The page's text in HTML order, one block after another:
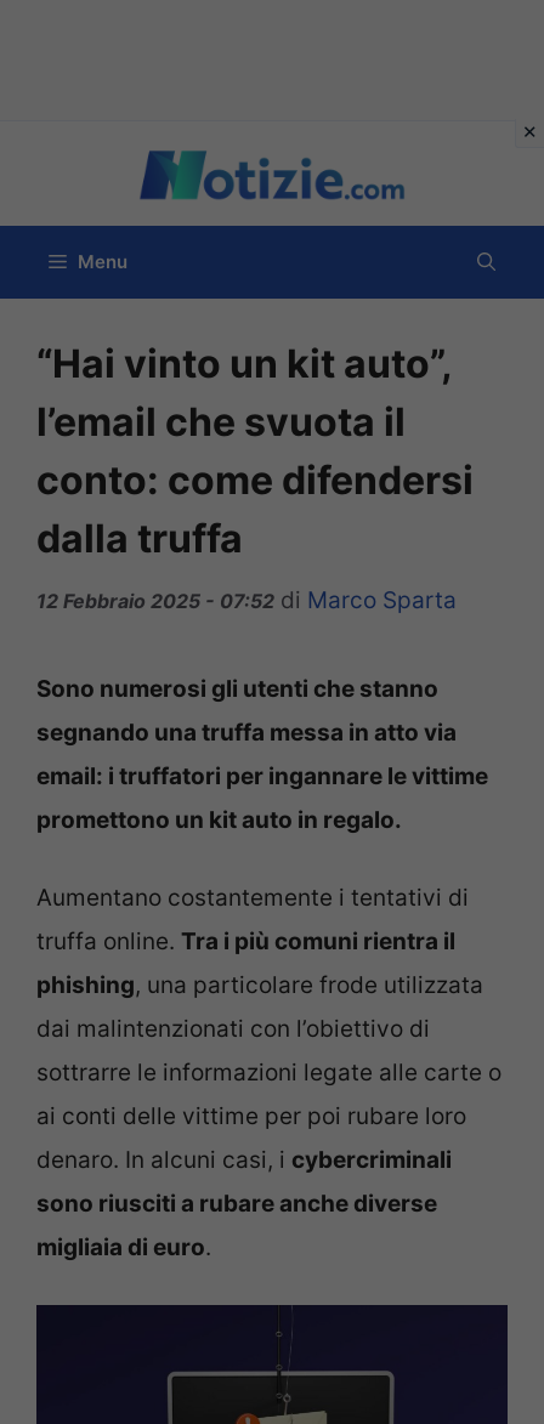
contenuto
Menu
“Hai vinto un kit auto”,
l’email che svuota il
conto: come difendersi
dalla truffa
12 Febbraio 2025 - 07:52 di Marco Sparta
Sono numerosi gli utenti che stanno
segnando una truffa messa in atto via
email: i truffatori per ingannare le vittime
promettono un kit auto in regalo.
Aumentano costantemente i tentativi di
truffa online. Tra i più comuni rientra il
phishing, una particolare frode utilizzata
dai malintenzionati con l’obiettivo di
sottrarre le informazioni legate alle carte o
ai conti delle vittime per poi rubare loro
denaro. In alcuni casi, i cybercriminali
sono riusciti a rubare anche diverse
migliaia di euro.